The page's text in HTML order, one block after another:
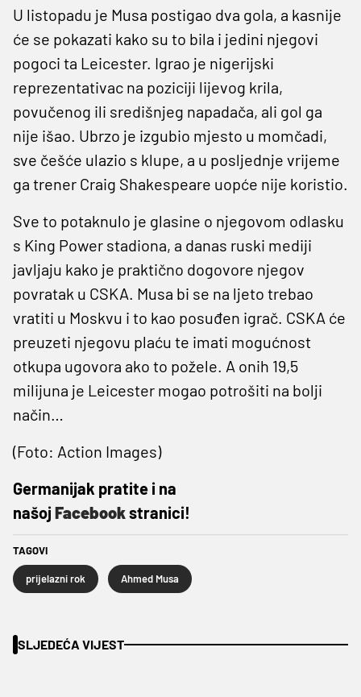
U listopadu je Musa postigao dva gola, a kasnije
će se pokazati kako su to bila i jedini njegovi
pogoci ta Leicester. Igrao je nigerijski
reprezentativac na poziciji lijevog krila,
povučenog ili središnjeg napadača, ali gol ga
nije išao. Ubrzo je izgubio mjesto u momčadi,
sve češće ulazio s klupe, a u posljednje vrijeme
ga trener Craig Shakespeare uopće nije koristio.
Sve to potaknulo je glasine o njegovom odlasku
s King Power stadiona, a danas ruski mediji
javljaju kako je praktično dogovore njegov
povratak u CSKA. Musa bi se na ljeto trebao
vratiti u Moskvu i to kao posuđen igrač. CSKA će
preuzeti njegovu plaću te imati mogućnost
otkupa ugovora ako to požele. A onih 19,5
milijuna je Leicester mogao potrošiti na bolji
način…
(Foto: Action Images)
Germanijak pratite i na
našoj Facebookstranici!
TAGOVI
prijelazni rok Ahmed Musa
SLJEDEĆA VIJEST